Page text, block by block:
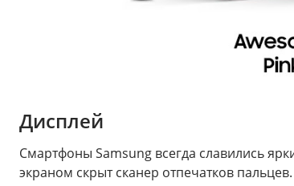
Дисплей
Смартфоны Samsung всегда славились
экраном скрыт сканер отпечатков пальцев.